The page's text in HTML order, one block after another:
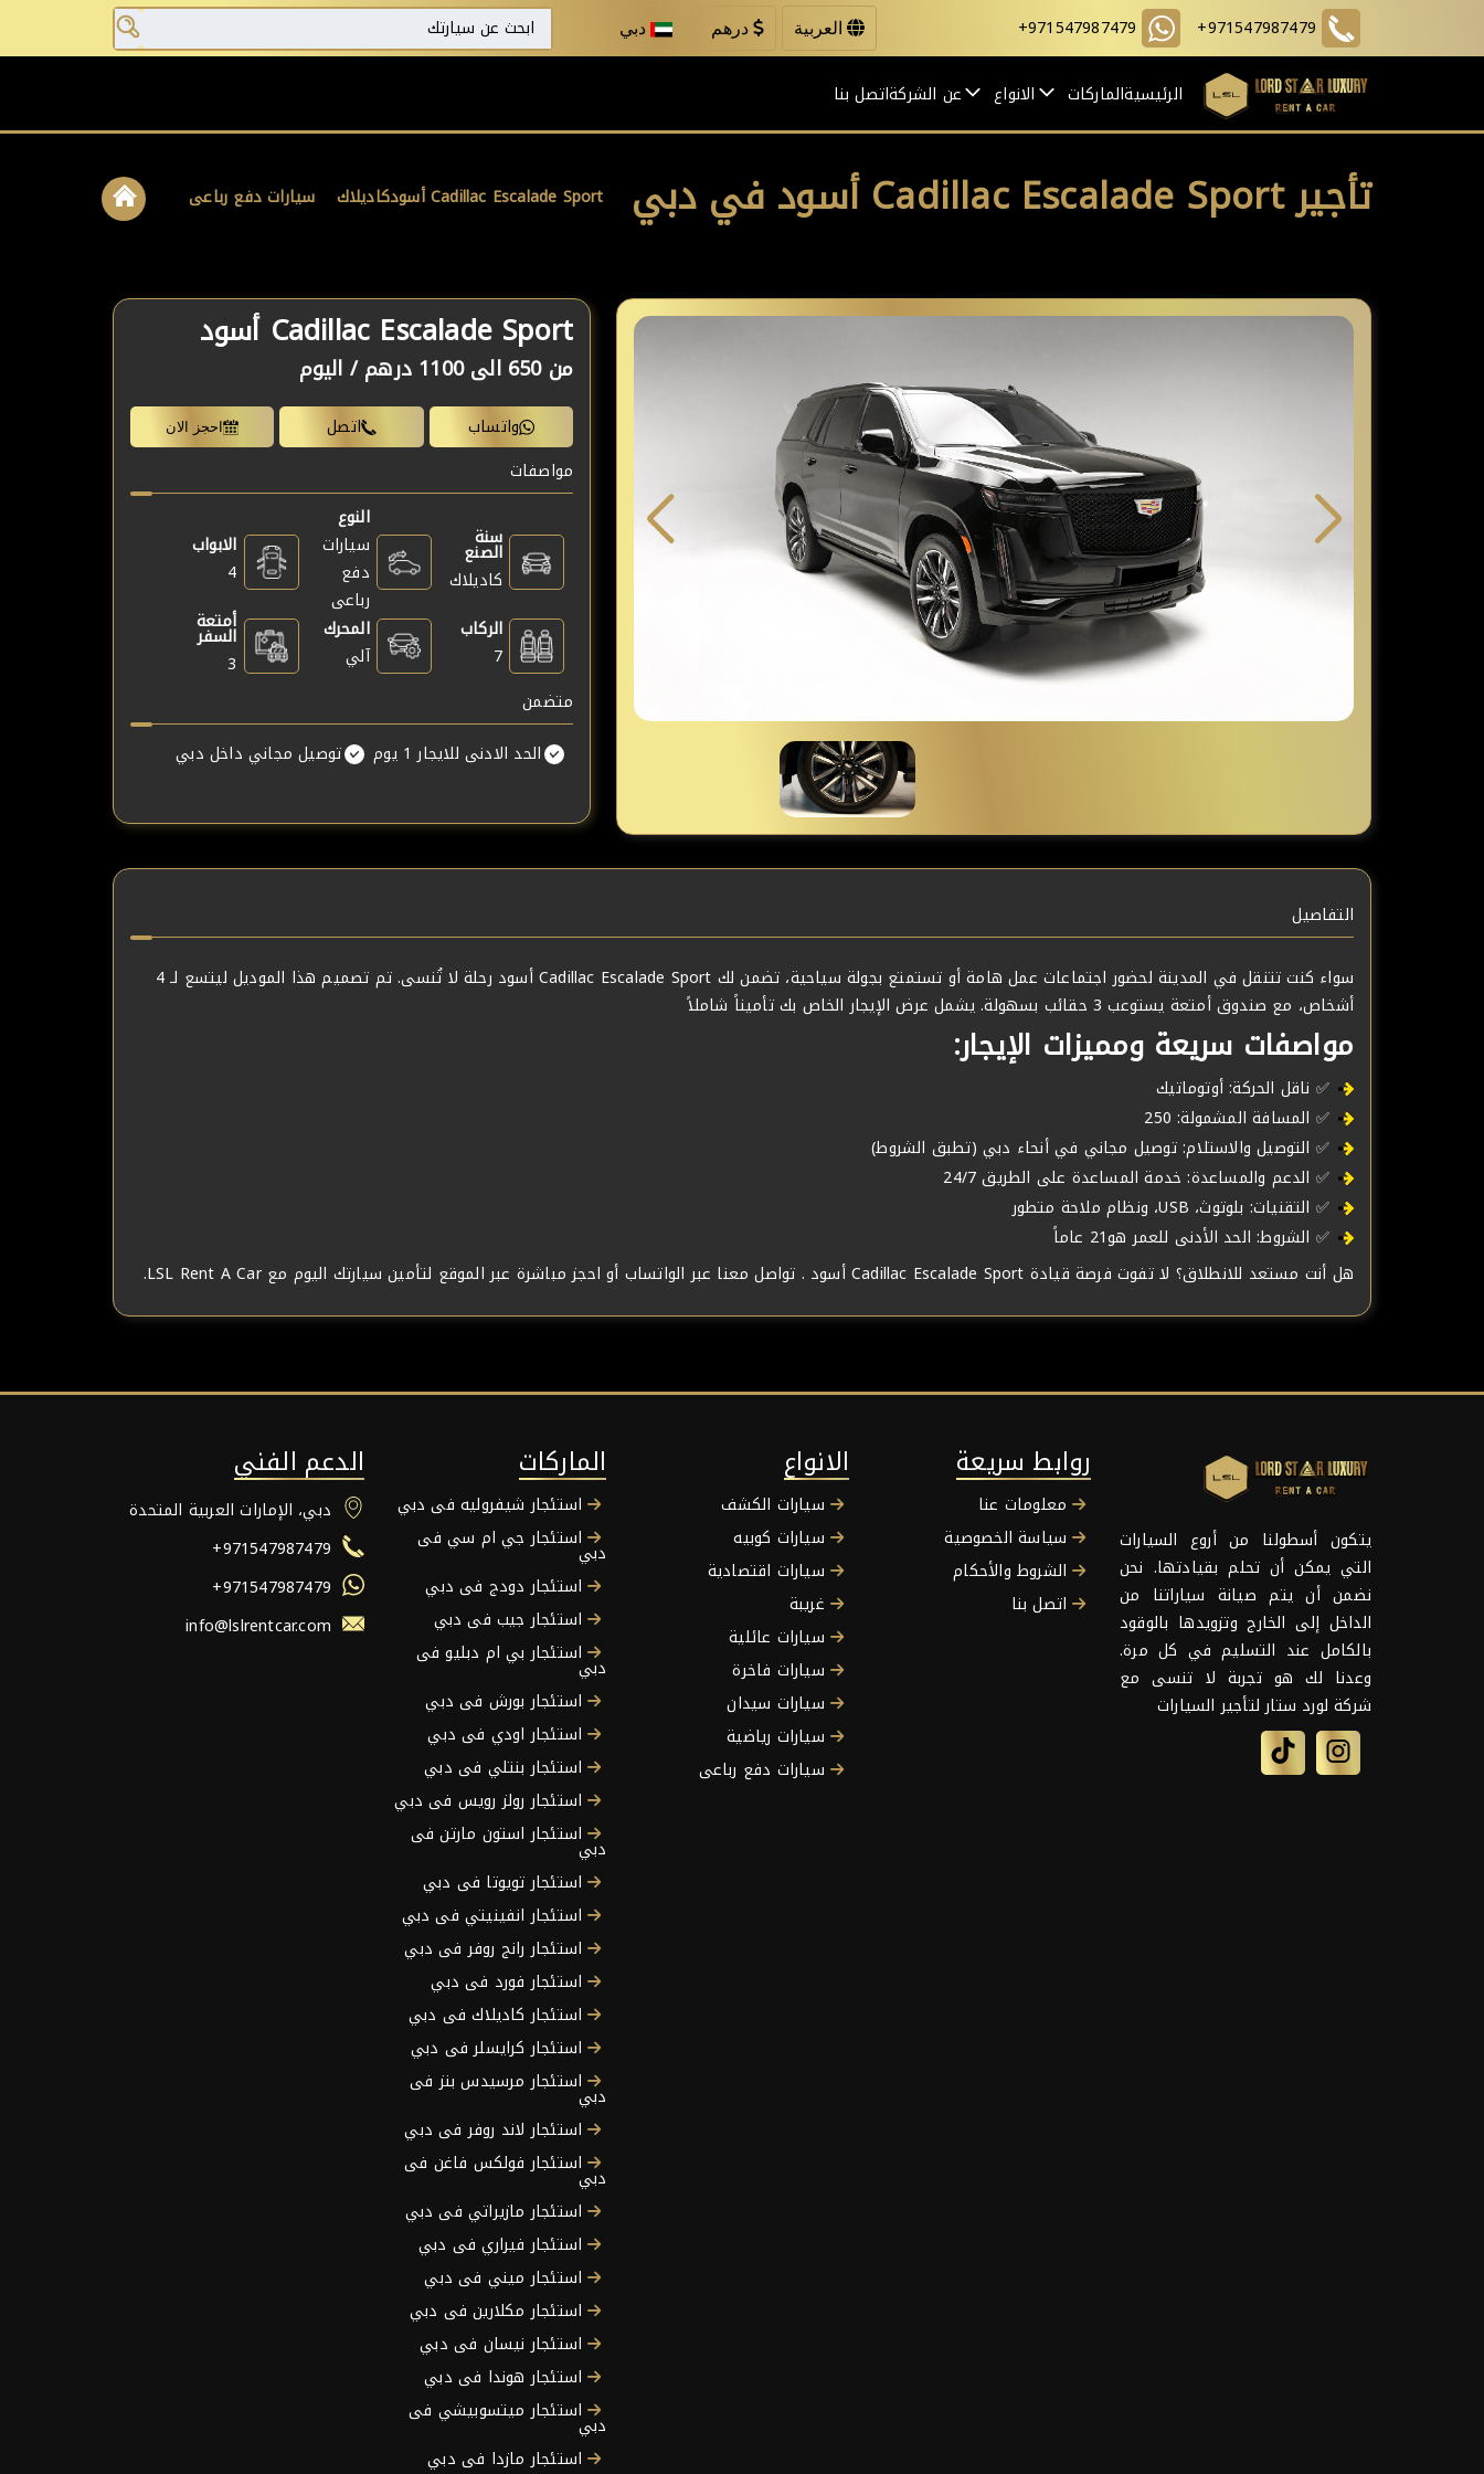
+971547987479
+971547987479 العربية درهم دبي
الرئيسيةالماركات الانواع عن الشركةاتصل بنا
تأجير Cadillac Escalade Sport أسود في دبي سيارات دفع رباعى كاديلاك Cadillac Escalade Sport أسود
Cadillac Escalade Sport أسود
من650 الى 1100 درهم / اليوم
واتساب اتصل احجز الان
مواصفات
سنة
الصنع
كاديلاك
النوع
سيارات
دفع
رباعى
الابواب
4
الركاب
7
المحرك
آلي
أمتعة
السفر
3
متضمن
الحد الادنى للايجار 1 يوم
توصيل مجاني داخل دبي
التفاصيل
سواء كنت تتنقل في المدينة لحضور اجتماعات عمل هامة أو تستمتع بجولة سياحية، تضمن لك Cadillac Escalade Sport أسود رحلة لا تُنسى. تم تصميم هذا الموديل ليتسع لـ 4
أشخاص، مع صندوق أمتعة يستوعب 3 حقائب بسهولة. يشمل عرض الإيجار الخاص بك تأميناً شاملاً
مواصفات سريعة ومميزات الإيجار:
✅ ناقل الحركة: أوتوماتيك
✅ المسافة المشمولة: 250
✅ التوصيل والاستلام: توصيل مجاني في أنحاء دبي (تطبق الشروط)
✅ الدعم والمساعدة: خدمة المساعدة على الطريق 24/7
✅ التقنيات: بلوتوث، USB، ونظام ملاحة متطور
✅ الشروط: الحد الأدنى للعمر هو21 عاماً
هل أنت مستعد للانطلاق؟ لا تفوت فرصة قيادة Cadillac Escalade Sport أسود . تواصل معنا عبر الواتساب أو احجز مباشرة عبر الموقع لتأمين سيارتك اليوم مع LSL Rent A Car.
يتكون أسطولنا من أروع السيارات
التي يمكن أن تحلم بقيادتها. نحن
نضمن أن يتم صيانة سياراتنا من
الداخل إلى الخارج وتزويدها بالوقود
بالكامل عند التسليم في كل مرة.
وعدنا لك هو تجربة لا تنسى مع
شركة لورد ستار لتأجير السيارات
روابط سريعة
معلومات عنا
سياسة الخصوصية
الشروط والأحكام
اتصل بنا
الانواع
سيارات الكشف
سيارات كوبيه
سيارات اقتصادية
غريبة
سيارات عائلية
سيارات فاخرة
سيارات سيدان
سيارات رياضية
سيارات دفع رباعى
الماركات
استئجار شيفروليه فى دبي
استئجار جي ام سي فى
دبي
استئجار دودج فى دبي
استئجار جيب فى دبي
استئجار بي ام دبليو فى
دبي
استئجار بورش فى دبي
استئجار اودي فى دبي
استئجار بنتلي فى دبي
استئجار رولز رويس فى دبي
استئجار استون مارتن فى
دبي
استئجار تويوتا فى دبي
استئجار انفينيتي فى دبي
استئجار رانج روفر فى دبي
استئجار فورد فى دبي
استئجار كاديلاك فى دبي
استئجار كرايسلر فى دبي
استئجار مرسيدس بنز فى
دبي
استئجار لاند روفر فى دبي
استئجار فولكس فاغن فى
دبي
استئجار مازيراتي فى دبي
استئجار فيراري فى دبي
استئجار ميني فى دبي
استئجار مكلارين فى دبي
استئجار نيسان فى دبي
استئجار هوندا فى دبي
استئجار ميتسوبيشي فى
دبي
استئجار مازدا فى دبي
الدعم الفني
دبي، الإمارات العربية المتحدة
+971547987479
+971547987479
info@lslrentcar.com